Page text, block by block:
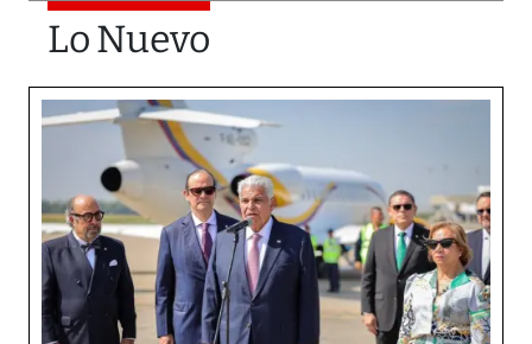
Lo Nuevo